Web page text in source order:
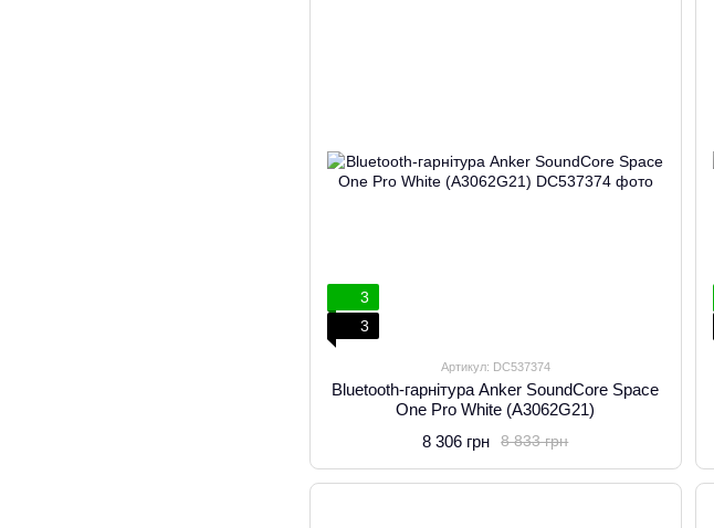
3
3
Артикул: DC537374
Bluetooth-гарнітура Anker SoundCore Space
One Pro White (A3062G21)
8 833 грн
8 306 грн